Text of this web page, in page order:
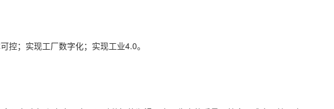
；实现工厂数字化；实现工业4.0。